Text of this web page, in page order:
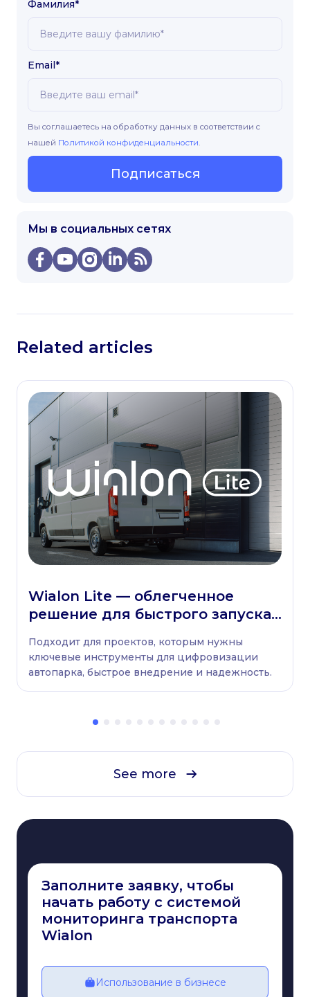
Фамилия*
Email*
Вы соглашаетесь на обработку данных в соответствии с
нашей Политикой конфиденциальности
Подписаться
Мы в социальных сетях
Related articles
Wialon Lite — облегченное
решение для быстрого запуска
Подходит для проектов, которым нужны
ключевые инструменты для цифровизации
автопарка, быстрое внедрение и надежность.
See more
Заполните заявку, чтобы
начать работу с системой
мониторинга транспорта
Wialon
Использование в бизнесе